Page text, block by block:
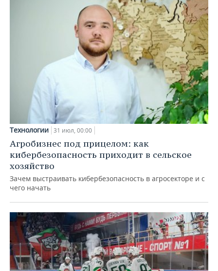
Технологии 31 июл, 00:00
Агробизнес под прицелом: как
кибербезопасность приходит в сельское
хозяйство
Зачем выстраивать кибербезопасность в агросекторе и с
чего начать